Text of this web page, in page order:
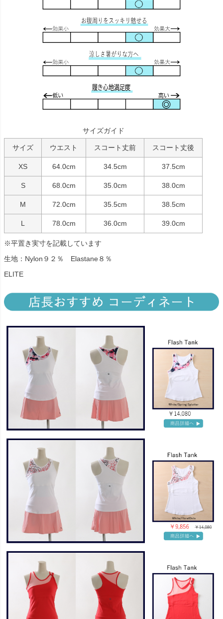
サイズガイド
サイズ ウエスト スコート丈前 スコート丈後
XS 64.0cm 34.5cm 37.5cm
S 68.0cm 35.0cm 38.0cm
M 72.0cm 35.5cm 38.5cm
L 78.0cm 36.0cm 39.0cm
※平置き実寸を記載しています
生地：Nylon９２％ Elastane８％
ELITE